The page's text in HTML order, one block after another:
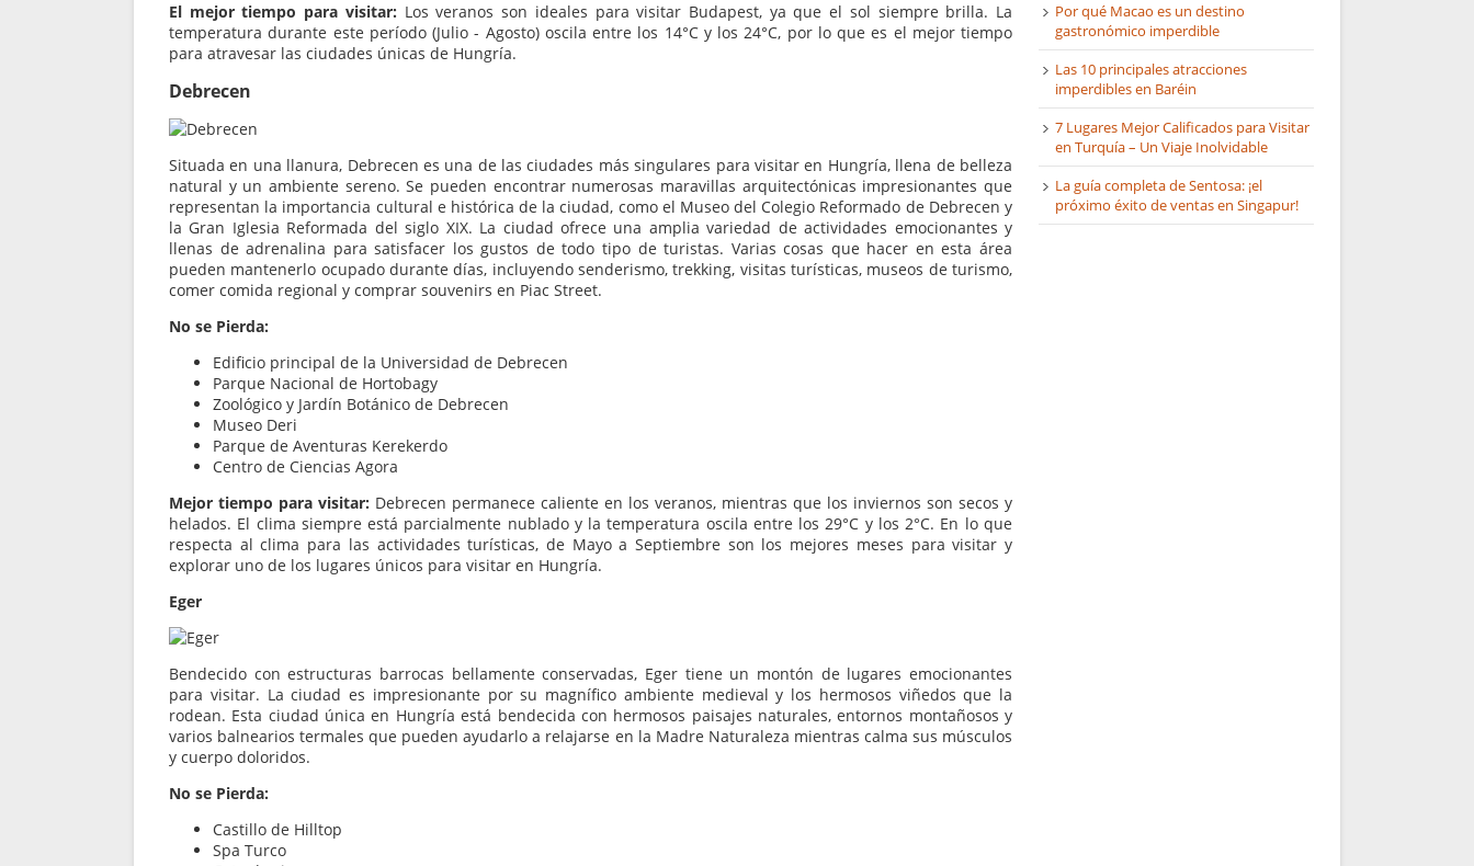
El mejor tiempo para visitar: Los veranos son ideales para visitar Budapest, ya que el sol siempre brilla. La
temperatura durante este período (Julio - Agosto) oscila entre los 14°C y los 24°C, por lo que es el mejor tiempo
para atravesar las ciudades únicas de Hungría.
Debrecen
Situada en una llanura, Debrecen es una de las ciudades más singulares para visitar en Hungría, llena de belleza
natural y un ambiente sereno. Se pueden encontrar numerosas maravillas arquitectónicas impresionantes que
representan la importancia cultural e histórica de la ciudad, como el Museo del Colegio Reformado de Debrecen y
la Gran Iglesia Reformada del siglo XIX. La ciudad ofrece una amplia variedad de actividades emocionantes y
llenas de adrenalina para satisfacer los gustos de todo tipo de turistas. Varias cosas que hacer en esta área
pueden mantenerlo ocupado durante días, incluyendo senderismo, trekking, visitas turísticas, museos de turismo,
comer comida regional y comprar souvenirs en Piac Street.
No se Pierda:
Edificio principal de la Universidad de Debrecen
Parque Nacional de Hortobagy
Zoológico y Jardín Botánico de Debrecen
Museo Deri
Parque de Aventuras Kerekerdo
Centro de Ciencias Agora
Mejor tiempo para visitar: Debrecen permanece caliente en los veranos, mientras que los inviernos son secos y
helados. El clima siempre está parcialmente nublado y la temperatura oscila entre los 29°C y los 2°C. En lo que
respecta al clima para las actividades turísticas, de Mayo a Septiembre son los mejores meses para visitar y
explorar uno de los lugares únicos para visitar en Hungría.
Eger
Bendecido con estructuras barrocas bellamente conservadas, Eger tiene un montón de lugares emocionantes
para visitar. La ciudad es impresionante por su magnífico ambiente medieval y los hermosos viñedos que la
rodean. Esta ciudad única en Hungría está bendecida con hermosos paisajes naturales, entornos montañosos y
varios balnearios termales que pueden ayudarlo a relajarse en la Madre Naturaleza mientras calma sus músculos
y cuerpo doloridos.
No se Pierda:
Castillo de Hilltop
Spa Turco
Por qué Macao es un destino
gastronómico imperdible
Las 10 principales atracciones
imperdibles en Baréin
7 Lugares Mejor Calificados para Visitar
en Turquía – Un Viaje Inolvidable
La guía completa de Sentosa: ¡el
próximo éxito de ventas en Singapur!